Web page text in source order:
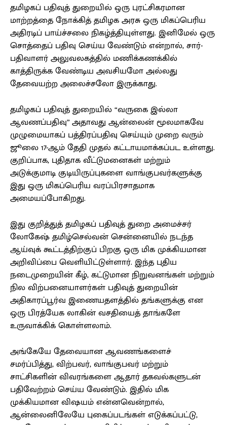
தமிழகப் பதிவுத் துறையில் ஒரு புரட்சிகரமான
மாற்றத்தை நோக்கித் தமிழக அரசு ஒரு மிகப்பெரிய
அதிரடிப் பாய்ச்சலை நிகழ்த்தியுள்ளது. இனிமேல் ஒரு
சொத்தைப் பதிவு செய்ய வேண்டும் என்றால், சார்-
பதிவாளர் அலுவலகத்தில் மணிக்கணக்கில்
காத்திருக்க வேண்டிய அவசியமோ அல்லது
தேவையற்ற அலைச்சலோ இருக்காது.
தமிழகப் பதிவுத் துறையில் “வருகை இல்லா
ஆவணப்பதிவு” அதாவது ஆன்லைன் மூலமாகவே
முழுமையாகப் பத்திரப்பதிவு செய்யும் முறை வரும்
ஜூலை 17-ஆம் தேதி முதல் கட்டாயமாக்கப்பட உள்ளது.
குறிப்பாக, புதிதாக வீட்டுமனைகள் மற்றும்
அடுக்குமாடி குடியிருப்புகளை வாங்குபவர்களுக்கு
இது ஒரு மிகப்பெரிய வரப்பிரசாதமாக
அமையப்போகிறது.
இது குறித்துத் தமிழகப் பதிவுத் துறை அமைச்சர்
லோகேஷ் தமிழ்செல்வன் சென்னையில் நடந்த
ஆய்வுக் கூட்டத்திற்குப் பிறகு ஒரு மிக முக்கியமான
அறிவிப்பை வெளியிட்டுள்ளார். இந்த புதிய
நடைமுறையின் கீழ், கட்டுமான நிறுவனங்கள் மற்றும்
நில விற்பனையாளர்கள் பதிவுத் துறையின்
அதிகாரப்பூர்வ இணையதளத்தில் தங்களுக்கு என
ஒரு பிரத்யேக லாகின் வசதியைத் தாங்களே
உருவாக்கிக் கொள்ளலாம்.
அங்கேயே தேவையான ஆவணங்களைச்
சமர்ப்பித்து, விற்பவர், வாங்குபவர் மற்றும்
சாட்சிகளின் விவரங்களை ஆதார் தகவல்களுடன்
பதிவேற்றம் செய்ய வேண்டும். இதில் மிக
முக்கியமான விஷயம் என்னவென்றால்,
ஆன்லைனிலேயே புகைப்படங்கள் எடுக்கப்பட்டு,